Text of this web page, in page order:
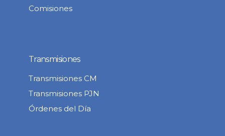
Comisiones
Transmisiones
Transmisiones CM
Transmisiones PJN
Órdenes del Día